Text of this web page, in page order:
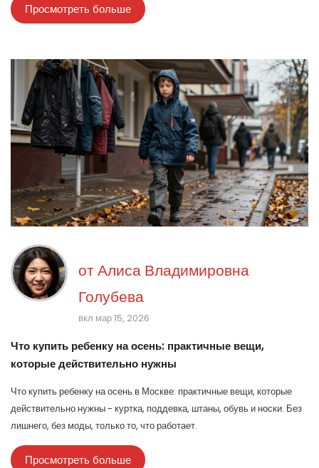
Просмотреть больше
отАлиса Владимировна
Голубева
вкл мар 15, 2026
Что купить ребенку на осень: практичные вещи,
которые действительно нужны
Что купить ребенку на осень в Москве: практичные вещи, которые
действительно нужны - куртка, поддевка, штаны, обувь и носки. Без
лишнего, без моды, только то, что работает.
Просмотреть больше